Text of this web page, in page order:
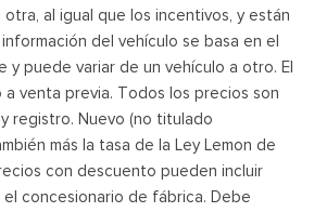
al igual que los incentivos, y están
del vehículo se basa en el
y puede variar de un vehículo a otro. El
venta previa. Todos los precios son
registro. Nuevo (no titulado
más la tasa de la Ley Lemon de
con descuento pueden incluir
concesionario de fábrica. Debe